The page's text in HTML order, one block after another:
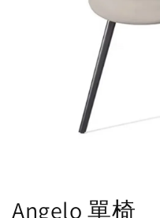
Angelo 單椅